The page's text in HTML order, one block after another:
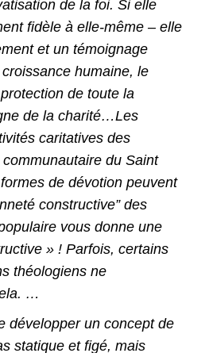
de la foi. Si elle
fidèle à elle-même – elle
et un témoignage
humaine, le
de toute la
de la charité…Les
caritatives des
du Saint
de dévotion peuvent
constructive” des
vous donne une
» ! Parfois, certains
théologiens ne
…
développer un concept de
statique et figé, mais